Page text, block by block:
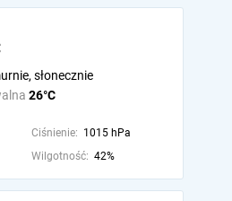
26°C
słonecznie
Ciśnienie: 1015 hPa
Wilgotność: 42%